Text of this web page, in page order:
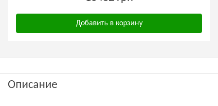
Добавить в корзину
Описание